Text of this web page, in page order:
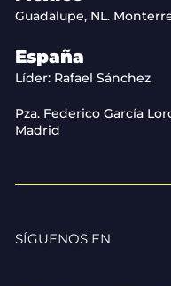
Guadalupe, NL.
España
Líder: Rafael Sánchez
Pza. Federico García
Madrid
SÍGUENOS EN